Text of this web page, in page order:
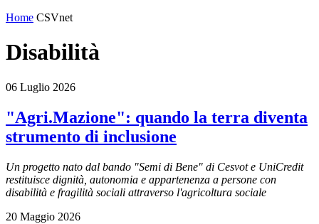
Home CSVnet
Disabilità
06 Luglio 2026
"Agri.Mazione": quando la terra diventa
strumento di inclusione
Un progetto nato dal bando "Semi di Bene" di Cesvot e UniCredit
restituisce dignità, autonomia e appartenenza a persone con
disabilità e fragilità sociali attraverso l'agricoltura sociale
20 Maggio 2026